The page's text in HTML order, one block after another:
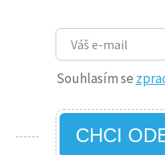
Souhlasím se
CHCI